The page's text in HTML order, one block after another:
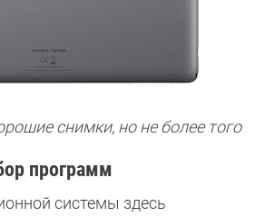
снимки, но не более того
программ
системы здесь